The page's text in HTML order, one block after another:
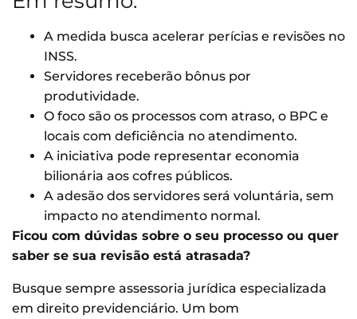
A medida busca acelerar perícias e revisões no
INSS.
Servidores receberão bônus por
produtividade.
O foco são os processos com atraso, o BPC e
locais com deficiência no atendimento.
A iniciativa pode representar economia
bilionária aos cofres públicos.
A adesão dos servidores será voluntária, sem
impacto no atendimento normal.
Ficou com dúvidas sobre o seu processo ou quer
saber se sua revisão está atrasada?
Busque sempre assessoria jurídica especializada
em direito previdenciário. Um bom